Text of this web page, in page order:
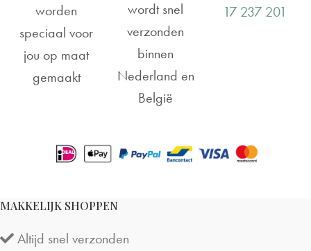
worden
speciaal voor
jou op maat
gemaakt
wordt snel
verzonden
binnen
Nederland en
België
17 237 201
MAKKELIJK SHOPPEN
Altijd snel verzonden